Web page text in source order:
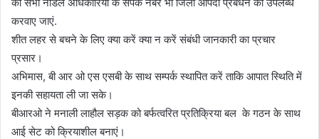
करवाए जाएं.
शीत लहर से बचने के लिए क्या करें क्या न करें संबंधी जानकारी का प्रचार
प्रसार।
अभिमास, बी आर ओ एस एसबी के साथ सम्पर्क स्थापित करें ताकि आपात स्थिति में
इनकी सहायता ली जा सके।
बीआरओ ने मनाली लाहौल सड़क को बर्फत्वरित प्रतिक्रिया बल के गठन के साथ
आई सेट को क्रियाशील बनाएं।